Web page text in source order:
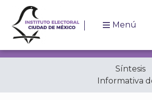
Menú
Síntesis
Informativa